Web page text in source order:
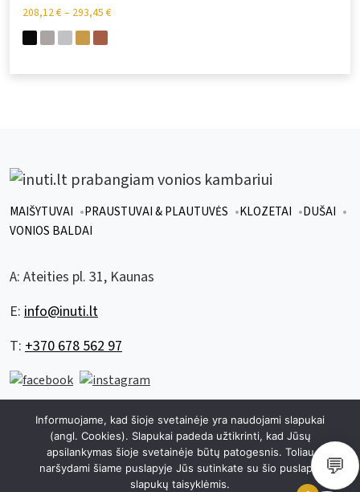
208,12€– 293,45 €
MAIŠYTUVAI PRAUSTUVAI & PLAUTUVĖS KLOZETAI
DUŠAI
VONIOS BALDAI
A: Ateities pl. 31, Kaunas
E: info@inuti.lt
T: +370 678 562 97
© 2026 visos teisės saugomos inuti.lt | sukurtazuzuweb.lt
Privatumo politika | Slapukų politika
Informuojame, kad šioje svetainėje yra naudojami slapukai
(angl. Cookies). Slapukai padeda užtikrinti, kad Jūsų
apsilankymas šioje svetainėje būtų patogesnis. Toliau
naršydami šiame puslapyje Jūs sutinkate su šio puslapio
slapukų taisyklėmis.
💬